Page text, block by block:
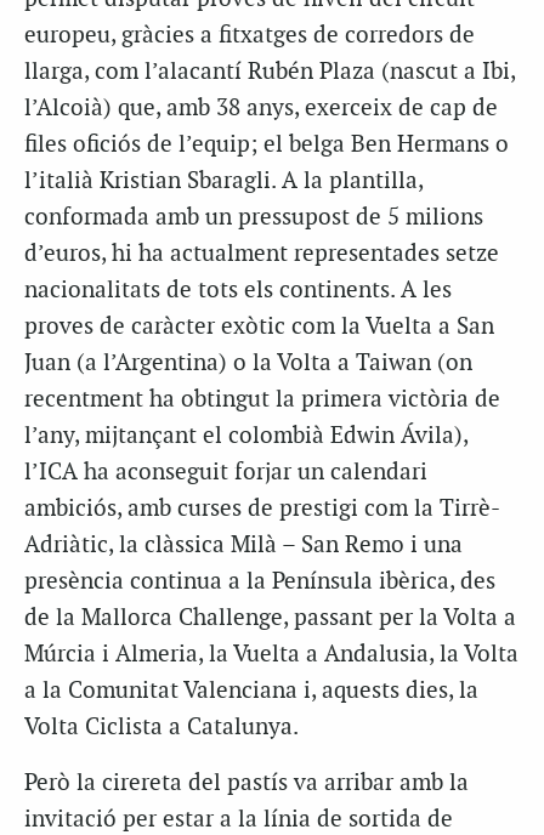
europeu, gràcies a fitxatges de corredors de
llarga, com l’alacantí Rubén Plaza (nascut a Ibi,
l’Alcoià) que, amb 38 anys, exerceix de cap de
files oficiós de l’equip; el belga Ben Hermans o
l’italià Kristian Sbaragli. A la plantilla,
conformada amb un pressupost de 5 milions
d’euros, hi ha actualment representades setze
nacionalitats de tots els continents. A les
proves de caràcter exòtic com la Vuelta a San
Juan (a l’Argentina) o la Volta a Taiwan (on
recentment ha obtingut la primera victòria de
l’any, mijtançant el colombià Edwin Ávila),
l’ICA ha aconseguit forjar un calendari
ambiciós, amb curses de prestigi com la Tirrè-
Adriàtic, la clàssica Milà – San Remo i una
presència continua a la Península ibèrica, des
de la Mallorca Challenge, passant per la Volta a
Múrcia i Almeria, la Vuelta a Andalusia, la Volta
a la Comunitat Valenciana i, aquests dies, la
Volta Ciclista a Catalunya.
Però la cirereta del pastís va arribar amb la
invitació per estar a la línia de sortida de